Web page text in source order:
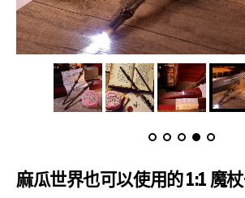
麻瓜世界也可以使用的 1:1 魔